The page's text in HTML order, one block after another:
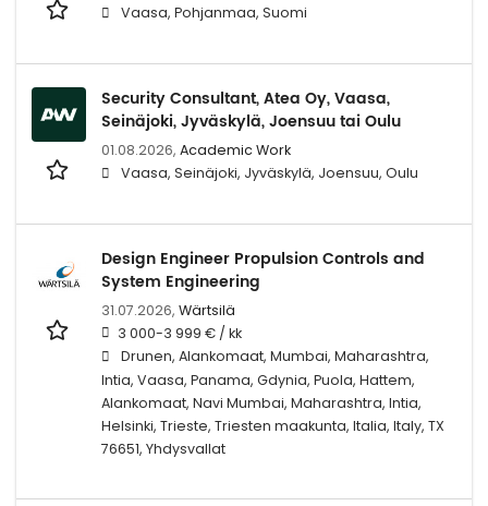
Vaasa, Pohjanmaa, Suomi
Security Consultant, Atea Oy, Vaasa,
Seinäjoki, Jyväskylä, Joensuu tai Oulu
01.08.2026, Academic Work
Vaasa, Seinäjoki, Jyväskylä, Joensuu, Oulu
Design Engineer Propulsion Controls and
System Engineering
31.07.2026, Wärtsilä
3 000-3 999 € / kk
Drunen, Alankomaat, Mumbai, Maharashtra,
Intia, Vaasa, Panama, Gdynia, Puola, Hattem,
Alankomaat, Navi Mumbai, Maharashtra, Intia,
Helsinki, Trieste, Triesten maakunta, Italia, Italy, TX
76651, Yhdysvallat